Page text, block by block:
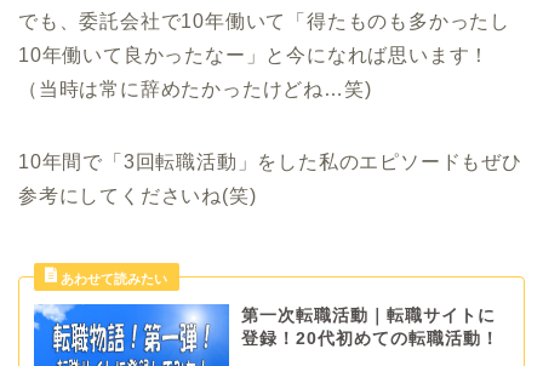
でも、委託会社で10年働いて「得たものも多かったし
10年働いて良かったなー」と今になれば思います！
（当時は常に辞めたかったけどね…笑)
10年間で「3回転職活動」をした私のエピソードもぜひ
参考にしてくださいね(笑)
第一次転職活動｜転職サイトに
登録！20代初めての転職活動！